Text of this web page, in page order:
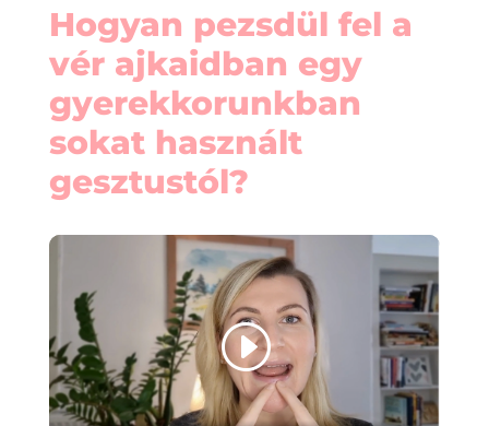
Hogyan pezsdül fel a
vér ajkaidban egy
gyerekkorunkban
sokat használt
gesztustól?